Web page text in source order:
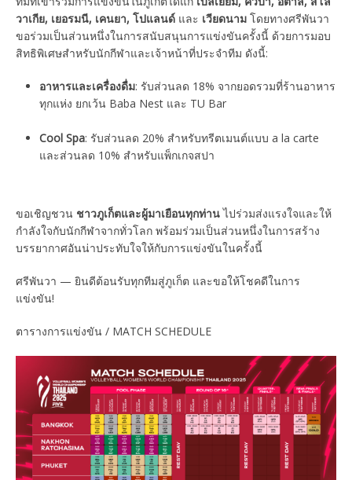
วาเกีย, เยอรมนี, เคนยา, โปแลนด์ และ เวียดนาม โดยทางศรีพันวา
ขอร่วมเป็นส่วนหนึ่งในการสนับสนุนการแข่งขันครั้งนี้ ด้วยการมอบ
สิทธิพิเศษสำหรับนักกีฬาและเจ้าหน้าที่ประจำทีม ดังนี้:
อาหารและเครื่องดื่ม: รับส่วนลด 18% จากยอดรวมที่ร้านอาหาร
ทุกแห่ง ยกเว้น Baba Nest และ TU Bar
Cool Spa: รับส่วนลด 20% สำหรับทรีตเมนต์แบบ a la carte
และส่วนลด 10% สำหรับแพ็กเกจสปา
ขอเชิญชวน ชาวภูเก็ตและผู้มาเยือนทุกท่านไปร่วมส่งแรงใจและให้
กำลังใจกับนักกีฬาจากทั่วโลก พร้อมร่วมเป็นส่วนหนึ่งในการสร้าง
บรรยากาศอันน่าประทับใจให้กับการแข่งขันในครั้งนี้
ศรีพันวา — ยินดีต้อนรับทุกทีมสู่ภูเก็ต และขอให้โชคดีในการ
แข่งขัน!
ตารางการแข่งขัน / MATCH SCHEDULE